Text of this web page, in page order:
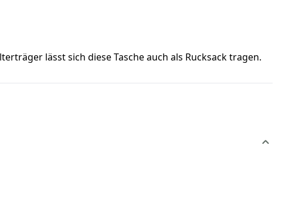
lässt sich diese Tasche auch als Rucksack tragen.